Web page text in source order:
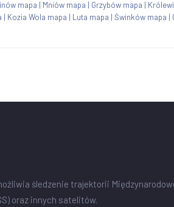
mapa | Mniów mapa | Grzybów mapa |
| Kozia Wola mapa | Luta mapa | Świnków mapa |
śledzenie trajektorii
oraz innych satelitów.